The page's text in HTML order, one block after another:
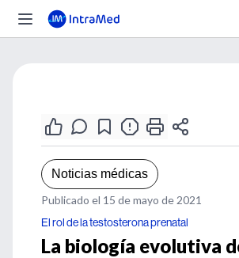
Noticias médicas
Publicado el 15 de mayo de 2021
El rol de la testosterona prenatal
La biología evolutiva